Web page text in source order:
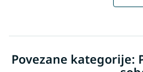
g
o
o
Povezane kategorije: